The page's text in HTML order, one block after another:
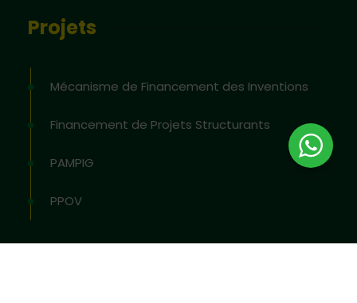
Projets
Mécanisme de Financement des Inventions
Financement de Projets Structurants
PAMPIG
PPOV